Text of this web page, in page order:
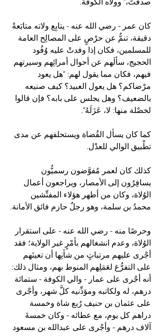
كان عمر - رضي الله عنه - يتابِع ولاته متابَعةً
دقيقة، تنمُّ عن حرْصٍ على المصالِح العامة
للمسلمين، فكان إذا وفدتْ عليه وُفُود
الحجيج، سألَهم عن أحوال أمرائِهم وسيرتهم
فيهم، فكان مما يقول لهم: "هل يعود
مرْضاكم؟ هل يعول العبيد؟ كيف صنيعه
بالضعيف؟ وهل يجلس على بابه؟ فإن قالوا
لخصْلة منها: لا، عَزَلَهُ".
كما كان يسأل القُضاة ويستحلفهم عن مدى
تطْبيق الوالي للعدْل.
كذلك كان لعمر مُفوَّضون رسميُّون
يسافِرُون إلى الأمصار، ويراجعون أعمال
الوُلاة، وكان من أطهر هؤلاء المفتِّشين
محمدُ بن سلمة، وهو رجلٌ حازم فائق الأمانة.
وحرصًا منه - رضي الله عنه - على استقرار
الوُلاة، وعدم انشغالهم بأمْرٍ غير الولاية؛ فقد
أجْرى عليهم مرتباتٍ من شأنِها أن تعينَهم
على التفرُّغ لعَمَلِهم المنوط بهم، ومثال ذلك:
أنه أجْرى على عمار - والي الكوفة - ستمائة
درهم، له ولكاتبه ومؤذِّنيه كلَّ شهر، وأجْرى
على عثمان بن حنيف رُبع شاة وخمسة
دراهم كل يوم، مع عطائه - وكان خمسةَ
آلاف درهم - وأجْرى على عبدالله بن مسعود